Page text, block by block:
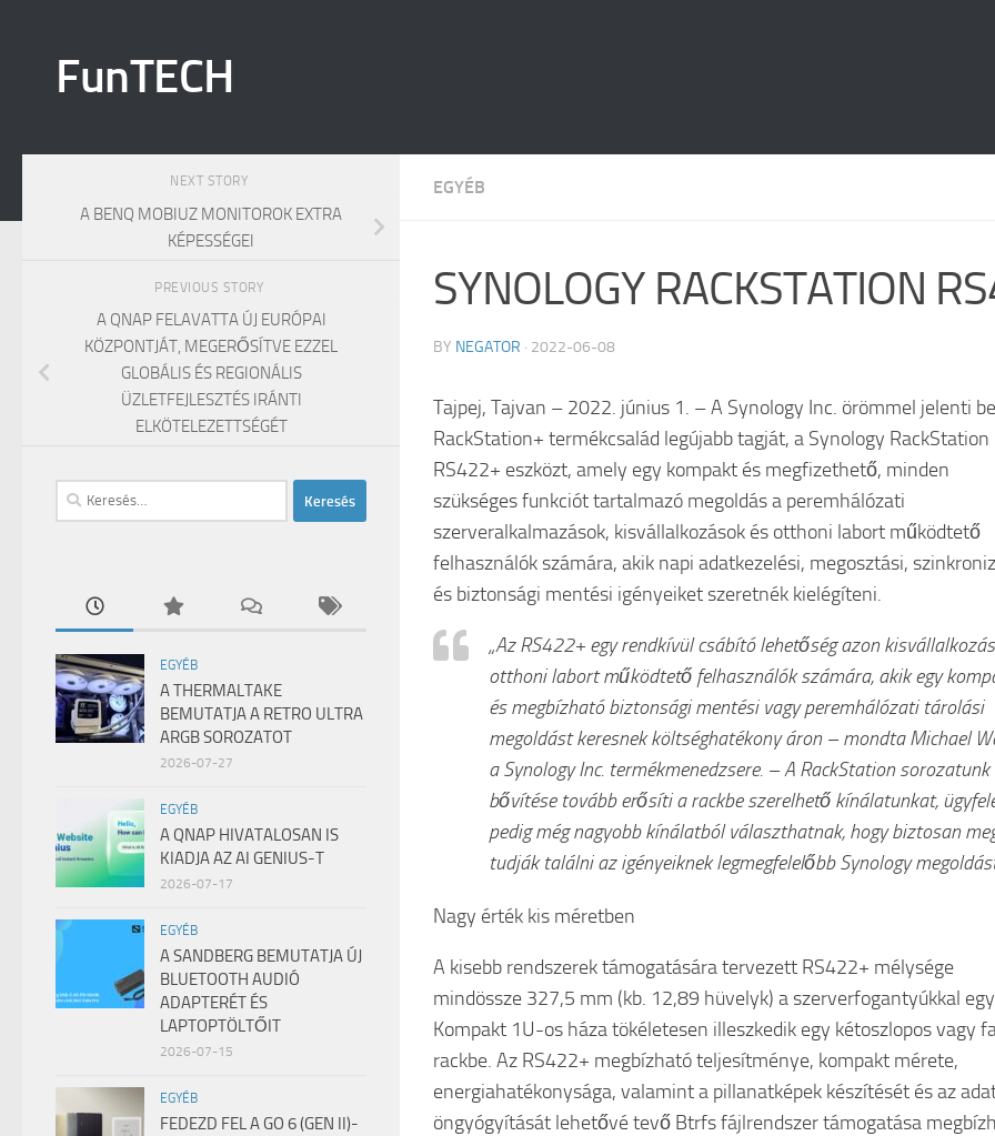
FunTECH
EGYÉB
SYNOLOGY RACKSTATION
BY NEGATOR · 2022-06-08
Tajpej, Tajvan – 2022. június 1. – A Synology Inc. örömmel jelenti
RackStation+ termékcsalád legújabb tagját, a Synology RackStation
RS422+ eszközt, amely egy kompakt és megfizethető, minden
szükséges funkciót tartalmazó megoldás a peremhálózati
szerveralkalmazások, kisvállalkozások és otthoni labort működtető
felhasználók számára, akik napi adatkezelési, megosztási,
és biztonsági mentési igényeiket szeretnék kielégíteni.
„Az RS422+ egy rendkívül csábító lehetőség azon
otthoni labort működtető felhasználók számára, akik egy
és megbízható biztonsági mentési vagy peremhálózati tárolási
megoldást keresnek költséghatékony áron – mondta Michael
a Synology Inc. termékmenedzsere. – A RackStation sorozatunk
bővítése tovább erősíti a rackbe szerelhető kínálatunkat,
pedig még nagyobb kínálatból választhatnak, hogy biztosan
tudják találni az igényeiknek legmegfelelőbb Synology
Nagy érték kis méretben
A kisebb rendszerek támogatására tervezett RS422+ mélysége
mindössze 327,5 mm (kb. 12,89 hüvelyk) a szerverfogantyúkkal
Kompakt 1U-os háza tökéletesen illeszkedik egy kétoszlopos vagy
rackbe. Az RS422+ megbízható teljesítménye, kompakt mérete,
energiahatékonysága, valamint a pillanatképek készítését és az
öngyógyítását lehetővé tevő Btrfs fájlrendszer támogatása
NEXT STORY
A BENQ MOBIUZ MONITOROK EXTRA
KÉPESSÉGEI
PREVIOUS STORY
A QNAP FELAVATTA ÚJ EURÓPAI
KÖZPONTJÁT, MEGERŐSÍTVE EZZEL
GLOBÁLIS ÉS REGIONÁLIS
ÜZLETFEJLESZTÉS IRÁNTI
ELKÖTELEZETTSÉGÉT
Keresés:
EGYÉB
A THERMALTAKE
BEMUTATJA A RETRO ULTRA
ARGB SOROZATOT
2026-07-27
EGYÉB
A QNAP HIVATALOSAN IS
KIADJA AZ AI GENIUS-T
2026-07-17
EGYÉB
A SANDBERG BEMUTATJA ÚJ
BLUETOOTH AUDIÓ
ADAPTERÉT ÉS
LAPTOPTÖLTŐIT
2026-07-15
EGYÉB
FEDEZD FEL A GO 6 (GEN II)-